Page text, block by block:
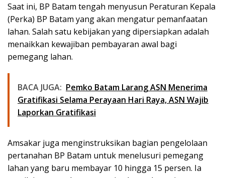
Saat ini, BP Batam tengah menyusun Peraturan Kepala
(Perka) BP Batam yang akan mengatur pemanfaatan
lahan. Salah satu kebijakan yang dipersiapkan adalah
menaikkan kewajiban pembayaran awal bagi
pemegang lahan.
BACA JUGA: Pemko Batam Larang ASN Menerima
Gratifikasi Selama Perayaan Hari Raya, ASN Wajib
Laporkan Gratifikasi
Amsakar juga menginstruksikan bagian pengelolaan
pertanahan BP Batam untuk menelusuri pemegang
lahan yang baru membayar 10 hingga 15 persen. Ia